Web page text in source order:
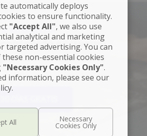
MEMBRESÍA
contenido exclusivo
meditaciones, beneficios y
automatically deploys
to ensure functionality.
"Accept All", we also use
analytical and marketing
targeted advertising. You can
non-essential cookies
"Necessary Cookies Only".
information, please see our